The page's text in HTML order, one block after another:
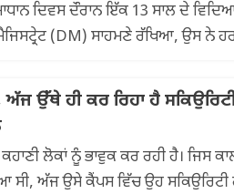
ਦਿਵਸ ਦੌਰਾਨ ਇੱਕ 13 ਸਾਲ ਦੇ
ਮੈਜਿਸਟ੍ਰੇਟ (DM) ਸਾਹਮਣੇ ਰੱਖਿਆ, ਉਸ ਨੇ
ਉੱਥੇ ਹੀ ਕਰ ਰਿਹਾ ਹੈ
ਲੋਕਾਂ ਨੂੰ ਭਾਵੁਕ ਕਰ ਰਹੀ ਹੈ। ਜਿਸ
ਸੀ, ਅੱਜ ਉਸੇ ਕੈਂਪਸ ਵਿੱਚ ਉਹ